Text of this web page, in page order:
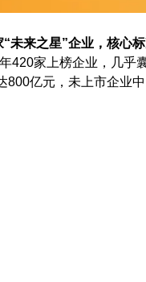
未来之星”企业，核心
420家上榜企业，几乎
亿元，未上市企业